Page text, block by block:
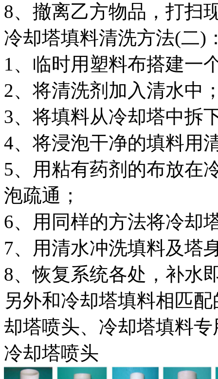
8、撤离乙方物品，打扫
冷却塔填料清洗方法(二)
1、临时用塑料布搭建一
2、将清洗剂加入清水中
3、将填料从冷却塔中拆
4、将浸泡干净的填料用
5、用粘有药剂的布放在
泡疏通；
6、用同样的方法将冷却
7、用清水冲洗填料及塔
8、恢复系统各处，补水
另外和冷却塔填料相匹
却塔喷头、冷却塔填料专
冷却塔喷头